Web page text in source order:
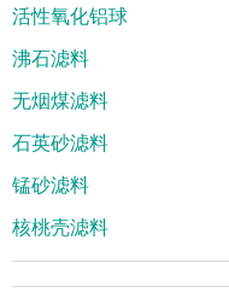
活性氧化铝球
沸石滤料
无烟煤滤料
石英砂滤料
锰砂滤料
核桃壳滤料